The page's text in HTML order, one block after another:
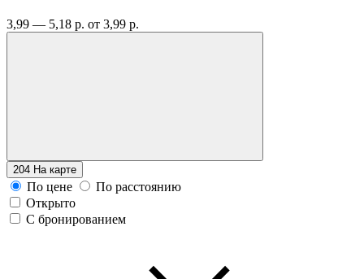
3,99 — 5,18 р. от 3,99 р.
204 На карте
По цене
По расстоянию
Открыто
С бронированием